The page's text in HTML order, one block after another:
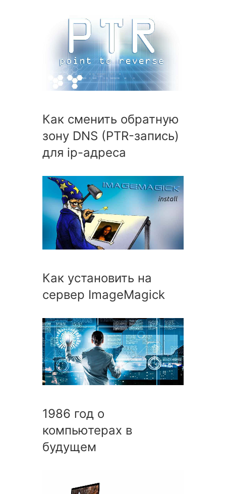
Как сменить обратную
зону DNS (PTR-запись)
для ip-адреса
Как установить на
сервер ImageMagick
1986 год о
компьютерах в
будущем